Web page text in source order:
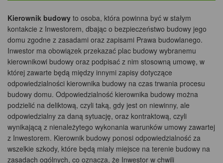
Kierownik budowy to osoba, która powinna być w stałym
kontakcie z Inwestorem, dbając o bezpieczeństwo budowy jego
domu zgodne z zasadami oraz zapisami Prawa budowlanego.
Inwestor ma obowiązek przekazać plac budowy wybranemu
kierownikowi budowy oraz podpisać z nim stosowną umowę, w
której zawarte będą między innymi zapisy dotyczące
odpowiedzialności kierownika budowy na czas trwania procesu
budowy domu. Odpowiedzialność kierownika budowy można
podzielić na deliktową, czyli taką, gdy jest on niewinny, ale
odpowiedzialny za daną sytuację, oraz kontraktową, czyli
wynikającą z nienależytego wykonania warunków umowy zawartej
z Inwestorem. Kierownik budowy ponosi odpowiedzialność za
wszelkie szkody, które będą miały miejsce na terenie budowy na
zasadach ogólnych, co oznacza, że Inwestor w chwili